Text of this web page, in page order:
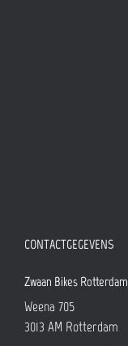
CONTACTGEGEVENS
Zwaan Bikes Rotterdam
Weena 705
3013 AM Rotterdam